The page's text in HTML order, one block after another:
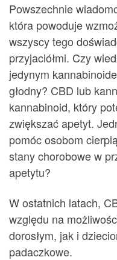
Powszechnie
która powoduje
wszyscy tego
przyjaciółmi. Czy
jedynym
głodny? CBD lub
kannabinoid, który
zwiększać apetyt.
pomóc osobom
stany chorobowe w
apetytu?
W ostatnich latach,
względu na
dorosłym, jak i
padaczkowe.